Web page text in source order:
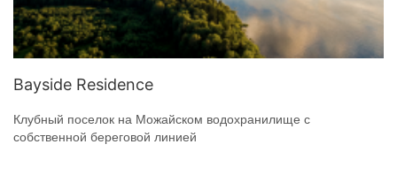
Bayside Residence
Клубный поселок на Можайском водохранилище с
собственной береговой линией